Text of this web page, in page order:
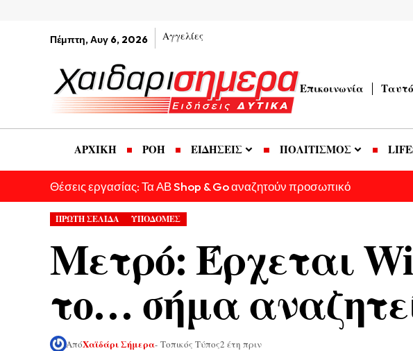
Πέμπτη, Αυγ 6, 2026 Αγγελίες
Επικοινωνία
ΑΡΧΙΚΗ ΡΟΗ ΕΙΔΗΣΕΙΣ ΠΟΛΙΤΙΣΜΟΣ
Θέσεις εργασίας: Τα ΑΒ Shop & Go αναζητούν προσωπικό
ΠΡΩΤΗ ΣΕΛΙΔΑ ΥΠΟΔΟΜΕΣ
Μετρό: Έρχεται
το… σήμα
ΑπόΧαϊδάρι Σήμερα- Τοπικός Τύπος2 έτη πριν